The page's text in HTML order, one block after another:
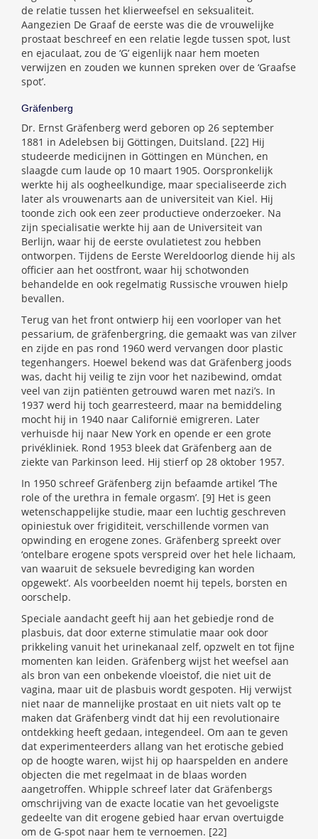
de relatie tussen het klierweefsel en seksualiteit.
Aangezien De Graaf de eerste was die de vrouwelijke
prostaat beschreef en een relatie legde tussen spot, lust
en ejaculaat, zou de ‘G’ eigenlijk naar hem moeten
verwijzen en zouden we kunnen spreken over de ‘Graafse
spot’.
Gräfenberg
Dr. Ernst Gräfenberg werd geboren op 26 september
1881 in Adelebsen bij Göttingen, Duitsland. [22] Hij
studeerde medicijnen in Göttingen en München, en
slaagde cum laude op 10 maart 1905. Oorspronkelijk
werkte hij als oogheelkundige, maar specialiseerde zich
later als vrouwenarts aan de universiteit van Kiel. Hij
toonde zich ook een zeer productieve onderzoeker. Na
zijn specialisatie werkte hij aan de Universiteit van
Berlijn, waar hij de eerste ovulatietest zou hebben
ontworpen. Tijdens de Eerste Wereldoorlog diende hij als
officier aan het oostfront, waar hij schotwonden
behandelde en ook regelmatig Russische vrouwen hielp
bevallen.
Terug van het front ontwierp hij een voorloper van het
pessarium, de gräfenbergring, die gemaakt was van zilver
en zijde en pas rond 1960 werd vervangen door plastic
tegenhangers. Hoewel bekend was dat Gräfenberg joods
was, dacht hij veilig te zijn voor het nazibewind, omdat
veel van zijn patiënten getrouwd waren met nazi’s. In
1937 werd hij toch gearresteerd, maar na bemiddeling
mocht hij in 1940 naar Californië emigreren. Later
verhuisde hij naar New York en opende er een grote
privékliniek. Rond 1953 bleek dat Gräfenberg aan de
ziekte van Parkinson leed. Hij stierf op 28 oktober 1957.
In 1950 schreef Gräfenberg zijn befaamde artikel ‘The
role of the urethra in female orgasm’. [9] Het is geen
wetenschappelijke studie, maar een luchtig geschreven
opiniestuk over frigiditeit, verschillende vormen van
opwinding en erogene zones. Gräfenberg spreekt over
‘ontelbare erogene spots verspreid over het hele lichaam,
van waaruit de seksuele bevrediging kan worden
opgewekt’. Als voorbeelden noemt hij tepels, borsten en
oorschelp.
Speciale aandacht geeft hij aan het gebiedje rond de
plasbuis, dat door externe stimulatie maar ook door
prikkeling vanuit het urinekanaal zelf, opzwelt en tot fijne
momenten kan leiden. Gräfenberg wijst het weefsel aan
als bron van een onbekende vloeistof, die niet uit de
vagina, maar uit de plasbuis wordt gespoten. Hij verwijst
niet naar de mannelijke prostaat en uit niets valt op te
maken dat Gräfenberg vindt dat hij een revolutionaire
ontdekking heeft gedaan, integendeel. Om aan te geven
dat experimenteerders allang van het erotische gebied
op de hoogte waren, wijst hij op haarspelden en andere
objecten die met regelmaat in de blaas worden
aangetroffen. Whipple schreef later dat Gräfenbergs
omschrijving van de exacte locatie van het gevoeligste
gedeelte van dit erogene gebied haar ervan overtuigde
om de G-spot naar hem te vernoemen. [22]